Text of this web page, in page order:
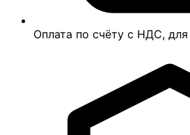
Оплата по счёту с НДС,